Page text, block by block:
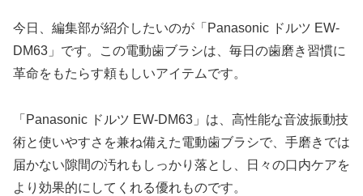
今日、編集部が紹介したいのが「Panasonic ドルツ EW-
DM63」です。この電動歯ブラシは、毎日の歯磨き習慣に
革命をもたらす頼もしいアイテムです。
「Panasonic ドルツ EW-DM63」は、高性能な音波振動技
術と使いやすさを兼ね備えた電動歯ブラシで、手磨きでは
届かない隙間の汚れもしっかり落とし、日々の口内ケアを
より効果的にしてくれる優れものです。